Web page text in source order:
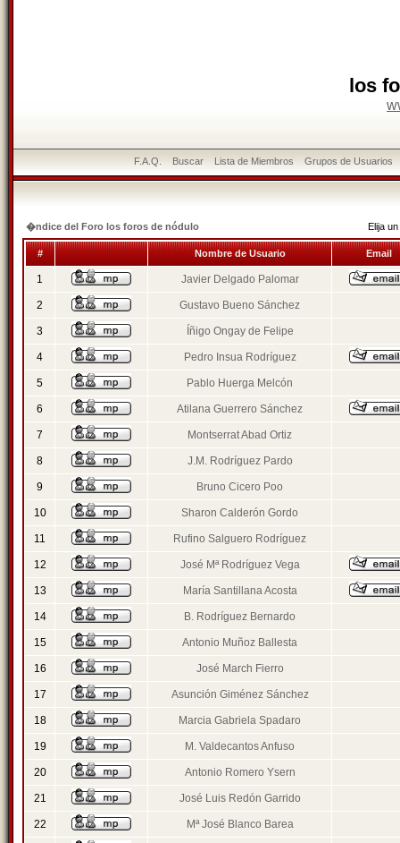
los
F.A.Q. Buscar Lista de Miembros Grupos de Usuarios
�ndice del Foro los foros de nódulo Elija
# Nombre de Usuario Email
1 Javier Delgado Palomar
2 Gustavo Bueno Sánchez
3 Íñigo Ongay de Felipe
4 Pedro Insua Rodríguez
5 Pablo Huerga Melcón
6 Atilana Guerrero Sánchez
7 Montserrat Abad Ortiz
8 J.M. Rodríguez Pardo
9 Bruno Cicero Poo
10 Sharon Calderón Gordo
11 Rufino Salguero Rodríguez
12 José Mª Rodríguez Vega
13 María Santillana Acosta
14 B. Rodríguez Bernardo
15 Antonio Muñoz Ballesta
16 José March Fierro
17 Asunción Giménez Sánchez
18 Marcia Gabriela Spadaro
19 M. Valdecantos Anfuso
20 Antonio Romero Ysern
21 José Luis Redón Garrido
22 Mª José Blanco Barea